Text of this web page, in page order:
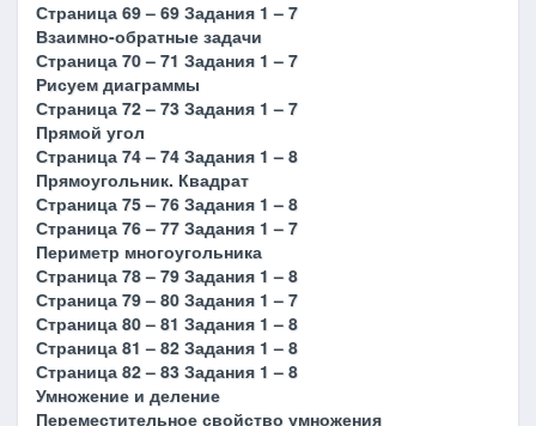
Страница 69 – 69 Задания 1 – 7
Взаимно-обратные задачи
Страница 70 – 71 Задания 1 – 7
Рисуем диаграммы
Страница 72 – 73 Задания 1 – 7
Прямой угол
Страница 74 – 74 Задания 1 – 8
Прямоугольник. Квадрат
Страница 75 – 76 Задания 1 – 8
Страница 76 – 77 Задания 1 – 7
Периметр многоугольника
Страница 78 – 79 Задания 1 – 8
Страница 79 – 80 Задания 1 – 7
Страница 80 – 81 Задания 1 – 8
Страница 81 – 82 Задания 1 – 8
Страница 82 – 83 Задания 1 – 8
Умножение и деление
Переместительное свойство умножения